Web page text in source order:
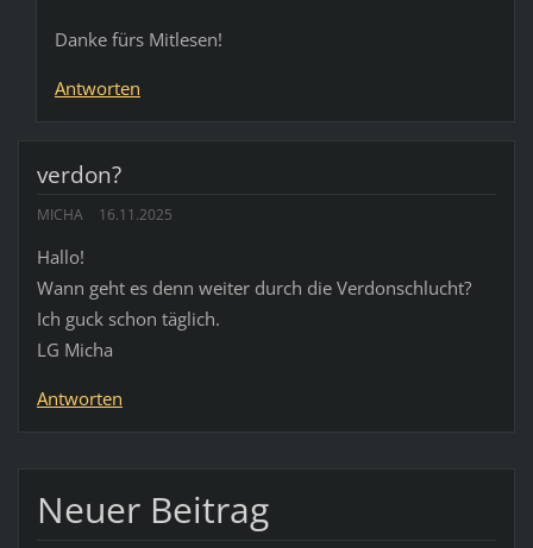
Danke fürs Mitlesen!
Antworten
verdon?
MICHA 16.11.2025
Hallo!
Wann geht es denn weiter durch die Verdonschlucht?
Ich guck schon täglich.
LG Micha
Antworten
Neuer Beitrag